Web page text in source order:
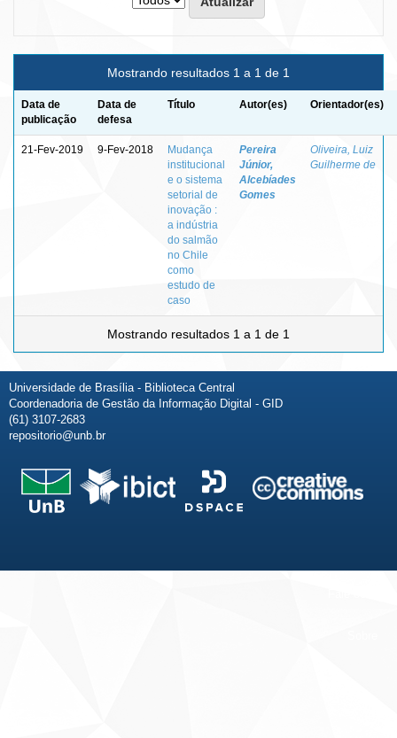
Mostrando resultados 1 a 1 de 1
Data de
publicação
Data de
defesa
Título Autor(es) Orientador(es)
21-Fev-2019 9-Fev-2018
Mudança
institucional
e o sistema
setorial de
inovação :
a indústria
do salmão
no Chile
como
estudo de
caso
Pereira
Júnior,
Alcebíades
Gomes
Oliveira, Luiz
Guilherme de
Mostrando resultados 1 a 1 de 1
Universidade de Brasília - Biblioteca Central
Coordenadoria de Gestão da Informação Digital - GID
(61) 3107-2683
repositorio@unb.br